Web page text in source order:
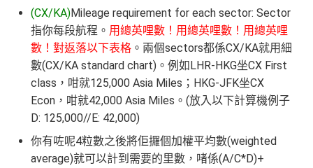
(CX/KA)Mileage requirement for each sector: Sector
指你每段航程。 用總英哩數！用總英哩數！用總英哩
數！對返落以下表格 。兩個sectors都係CX/KA就用細
數(CX/KA standard chart)。例如LHR-HKG坐CX First
class，咁就125,000 Asia Miles；HKG-JFK坐CX
Econ，咁就42,000 Asia Miles。(放入以下計算機例子
D: 125,000//E: 42,000)
你有咗呢4粒數之後將佢攞個加權平均數(weighted
average)就可以計到需要的里數，啫係(A/C*D)+